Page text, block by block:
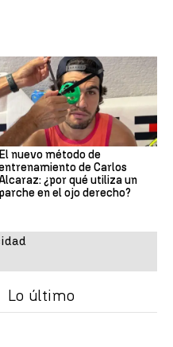
El nuevo método de
de Carlos
¿por qué utiliza un
en el ojo derecho?
Lo último